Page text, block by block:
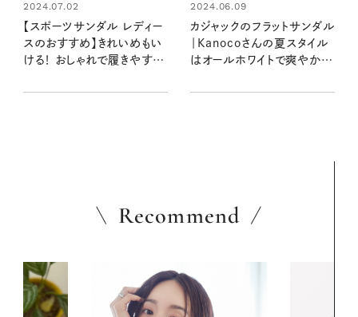
2024.07.02
【スポーツサンダル レディー
スのおすすめ】きれいめもい
ける！ おしゃれで履きやすい
2024.06.09
カジャックのフラットサンダル
｜Kanocoさんの夏スタイル
はオールホワイトで爽やかに
Recommend